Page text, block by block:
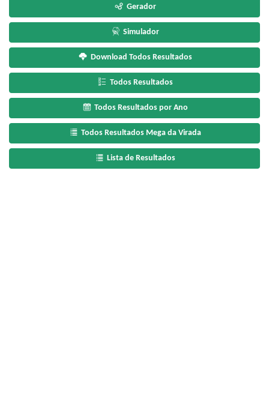
Gerador
Simulador
Download Todos Resultados
Todos Resultados
Todos Resultados por Ano
Todos Resultados Mega da Virada
Lista de Resultados